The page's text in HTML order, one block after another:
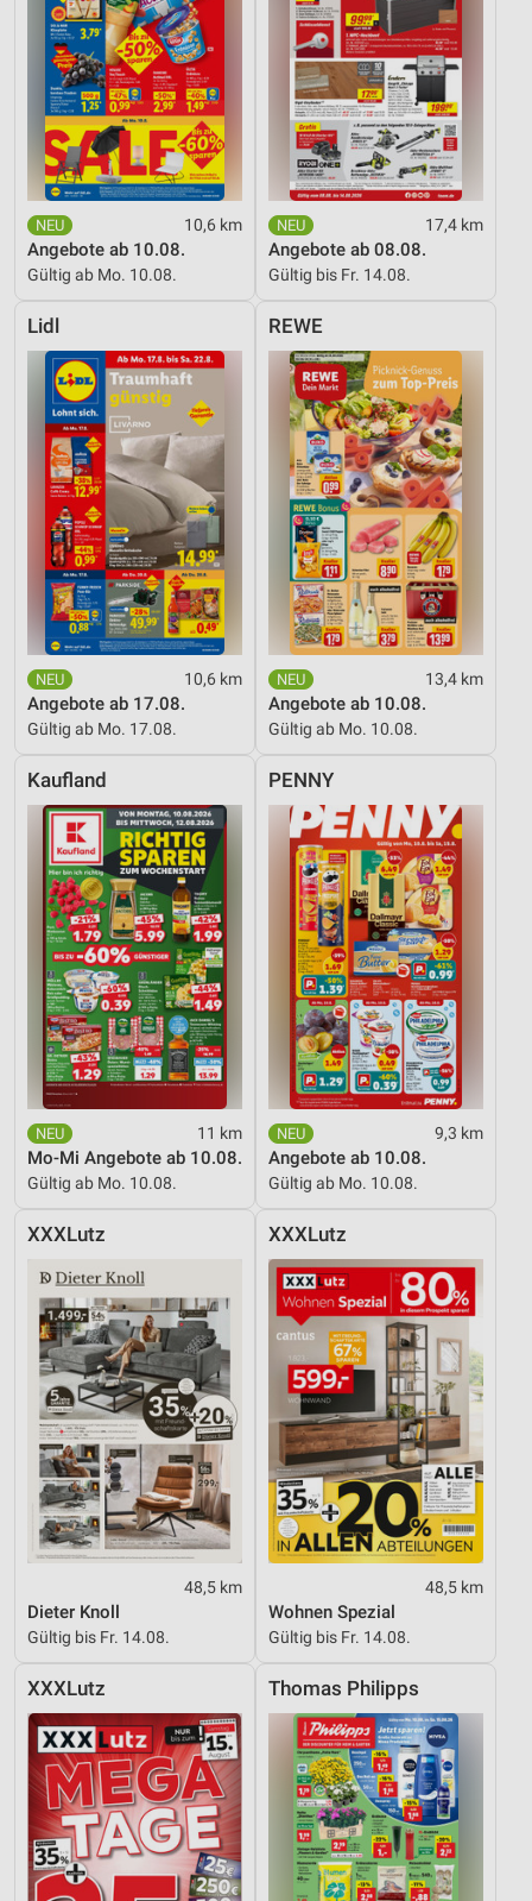
10,6 km
Angebote ab 10.08.
Gültig ab Mo. 10.08.
17,4 km
Angebote ab 08.08.
Gültig bis Fr. 14.08.
Lidl
10,6 km
Angebote ab 17.08.
Gültig ab Mo. 17.08.
REWE
13,4 km
Angebote ab 10.08.
Gültig ab Mo. 10.08.
Kaufland
11 km
Mo-Mi Angebote ab 10.08.
Gültig ab Mo. 10.08.
PENNY
9,3 km
Angebote ab 10.08.
Gültig ab Mo. 10.08.
XXXLutz
48,5 km
Dieter Knoll
Gültig bis Fr. 14.08.
XXXLutz
48,5 km
Wohnen Spezial
Gültig bis Fr. 14.08.
XXXLutz Thomas Philipps